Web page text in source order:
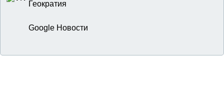
Геократия
Google Новости